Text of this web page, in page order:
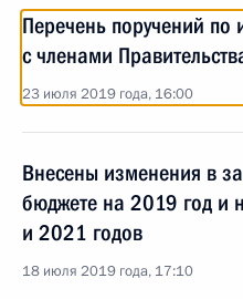
Перечень поручений по
с членами
23 июля 2019 года, 16:00
Внесены изменения в
бюджете на 2019 год и
и 2021 годов
18 июля 2019 года, 17:10